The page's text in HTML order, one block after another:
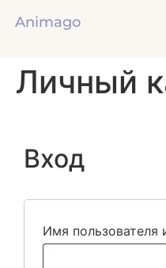
Animago
Личный
Вход
Имя пользователя